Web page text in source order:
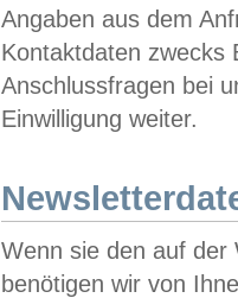
Angaben aus dem
Kontaktdaten zwecks
Anschlussfragen bei
Einwilligung weiter.
Wenn sie den auf der
benötigen wir von